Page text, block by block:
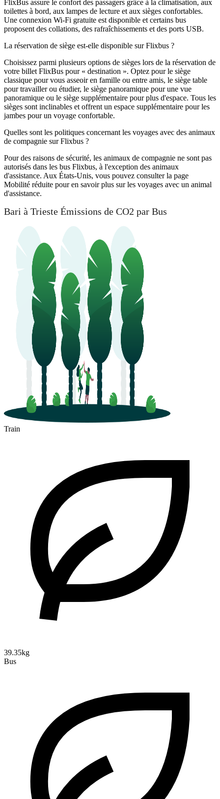
FlixBus assure le confort des passagers grâce à la climatisation, aux
toilettes à bord, aux lampes de lecture et aux sièges confortables.
Une connexion Wi-Fi gratuite est disponible et certains bus
proposent des collations, des rafraîchissements et des ports USB.
La réservation de siège est-elle disponible sur Flixbus ?
Choisissez parmi plusieurs options de sièges lors de la réservation de
votre billet FlixBus pour « destination ». Optez pour le siège
classique pour vous asseoir en famille ou entre amis, le siège table
pour travailler ou étudier, le siège panoramique pour une vue
panoramique ou le siège supplémentaire pour plus d'espace. Tous les
sièges sont inclinables et offrent un espace supplémentaire pour les
jambes pour un voyage confortable.
Quelles sont les politiques concernant les voyages avec des animaux
de compagnie sur Flixbus ?
Pour des raisons de sécurité, les animaux de compagnie ne sont pas
autorisés dans les bus Flixbus, à l'exception des animaux
d'assistance. Aux États-Unis, vous pouvez consulter la page
Mobilité réduite pour en savoir plus sur les voyages avec un animal
d'assistance.
Bari à Trieste Émissions de CO2 par Bus
Train
39.35kg
Bus